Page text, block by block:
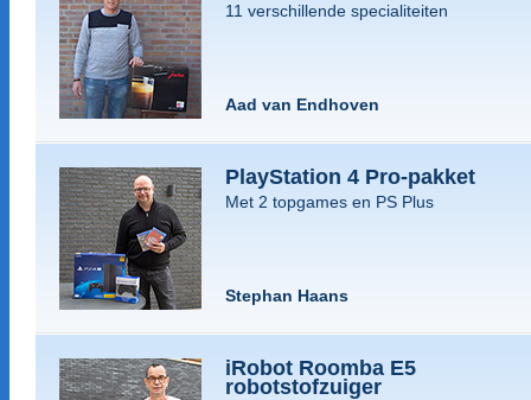
11 verschillende specialiteiten
Aad van Endhoven
PlayStation 4 Pro-pakket
Met 2 topgames en PS Plus
Stephan Haans
iRobot Roomba E5
robotstofzuiger